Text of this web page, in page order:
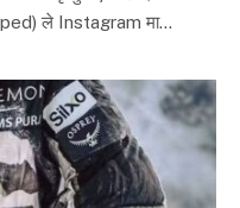
ले Instagram मा…